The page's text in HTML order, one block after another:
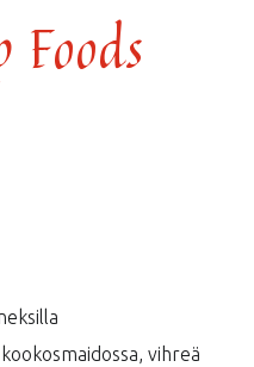
vihreä